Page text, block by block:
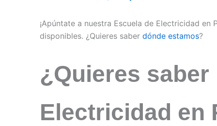
¡Apúntate a nuestra Escuela de Electricidad en
disponibles. ¿Quieres saber dónde estamos?
¿Quieres
Electricidad en